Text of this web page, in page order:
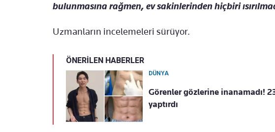
bulunmasına rağmen, ev sakinlerinden hiçbiri
Uzmanların incelemeleri sürüyor.
ÖNERİLEN HABERLER
DÜNYA
Görenler gözlerine inanamadı!
yaptırdı